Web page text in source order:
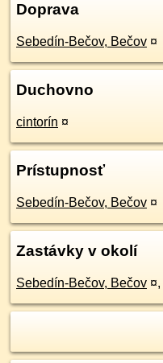
Doprava
Sebedín-Bečov, Bečov ¤
Duchovno
cintorín ¤
Prístupnosť
Sebedín-Bečov, Bečov ¤
Zastávky v okolí
Sebedín-Bečov, Bečov ¤,